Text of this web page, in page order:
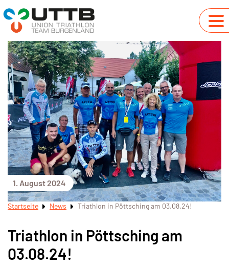
1. August 2024
Startseite News Triathlon in Pöttsching am 03.08.24!
Triathlon in Pöttsching am
03.08.24!